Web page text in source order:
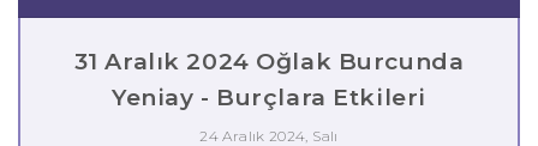
31 Aralık 2024 Oğlak Burcunda
Yeniay - Burçlara Etkileri
24 Aralık 2024, Salı